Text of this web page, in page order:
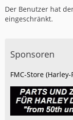
Der Benutzer hat
eingeschränkt.
Sponsoren
FMC-Store (Harley-